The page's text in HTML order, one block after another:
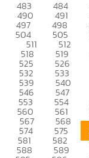
483 484
490 491
497 498
504 505
511 512
518 519
525 526
532 533
539 540
546 547
553 554
560 561
567 568
574 575
581 582
588 589